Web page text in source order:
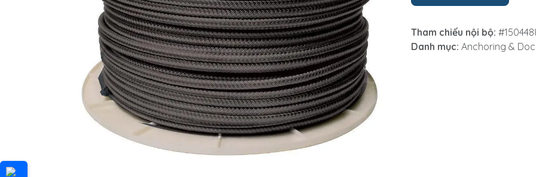
Tham chiếu nội bộ:
Danh mục: Anchoring &